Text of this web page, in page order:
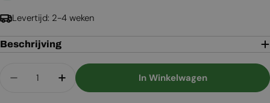
Levertijd: 2-4 weken
Beschrijving
Aantal Verlagen Voor E-FX 1300 Lite - 51&quot;
Aantal Verhogen Voor E-FX 1300 Lite -
In Winkelwagen